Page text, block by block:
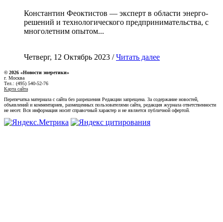
Константин Феоктистов — эксперт в области энерго-
решений и технологического предпринимательства, с
многолетним опытом...
Четверг, 12 Октябрь 2023 /Читать далее
© 2026 «Новости энеретики»
г. Москва
Тел.: (495) 540-52-76
Карта сайта
Перепечатка материала с сайта без разрешения Редакции запрещена. За содержание новостей,
объявлений и комментариев, размещенных пользователями сайта, редакция журнала ответственности
не несет. Вся информация носит справочный характер и не является публичной офертой.